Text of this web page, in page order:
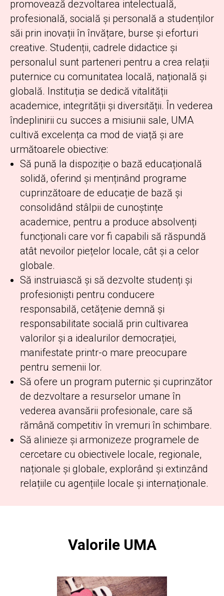
promovează dezvoltarea intelectuală,
profesională, socială și personală a studenților
săi prin inovații în învățare, burse și eforturi
creative. Studenții, cadrele didactice și
personalul sunt parteneri pentru a crea relații
puternice cu comunitatea locală, națională și
globală. Instituția se dedică vitalității
academice, integrității și diversității. În vederea
îndeplinirii cu succes a misiunii sale, UMA
cultivă excelența ca mod de viață și are
următoarele obiective:
Să pună la dispoziție o bază educațională
solidă, oferind și menținând programe
cuprinzătoare de educație de bază și
consolidând stâlpii de cunoștințe
academice, pentru a produce absolvenți
funcționali care vor fi capabili să răspundă
atât nevoilor piețelor locale, cât și a celor
globale.
Să instruiască și să dezvolte studenți și
profesioniști pentru conducere
responsabilă, cetățenie demnă și
responsabilitate socială prin cultivarea
valorilor și a idealurilor democrației,
manifestate printr-o mare preocupare
pentru semenii lor.
Să ofere un program puternic și cuprinzător
de dezvoltare a resurselor umane în
vederea avansării profesionale, care să
rămână competitiv în vremuri în schimbare.
Să alinieze și armonizeze programele de
cercetare cu obiectivele locale, regionale,
naționale și globale, explorând și extinzând
relațiile cu agențiile locale și internaționale.
Valorile UMA